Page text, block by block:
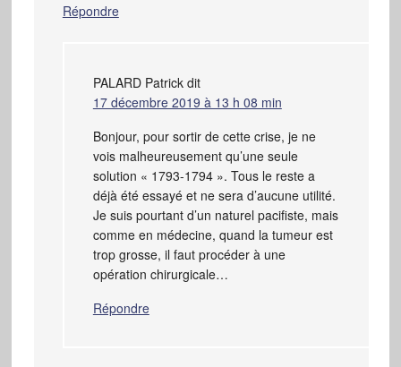
Répondre
PALARD Patrick dit
17 décembre 2019 à 13 h 08 min
Bonjour, pour sortir de cette crise, je ne
vois malheureusement qu’une seule
solution « 1793-1794 ». Tous le reste a
déjà été essayé et ne sera d’aucune utilité.
Je suis pourtant d’un naturel pacifiste, mais
comme en médecine, quand la tumeur est
trop grosse, il faut procéder à une
opération chirurgicale…
Répondre